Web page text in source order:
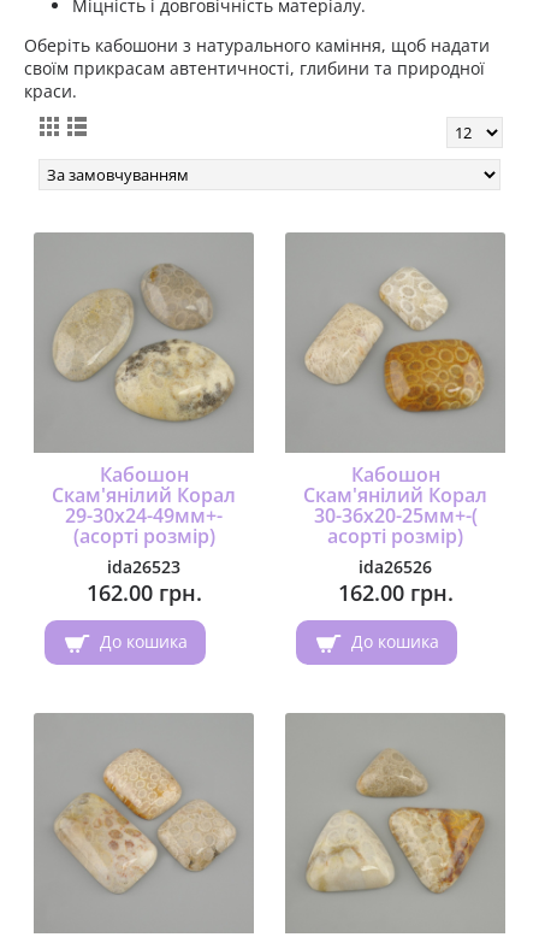
Міцність і довговічність матеріалу.
Оберіть кабошони з натурального каміння, щоб надати
своїм прикрасам автентичності, глибини та природної
краси.
Кабошон
Скам'янілий Корал
29-30х24-49мм+-
(асорті розмір)
ida26523
162.00 грн.
До кошика
Кабошон
Скам'янілий Корал
30-36х20-25мм+-(
асорті розмір)
ida26526
162.00 грн.
До кошика